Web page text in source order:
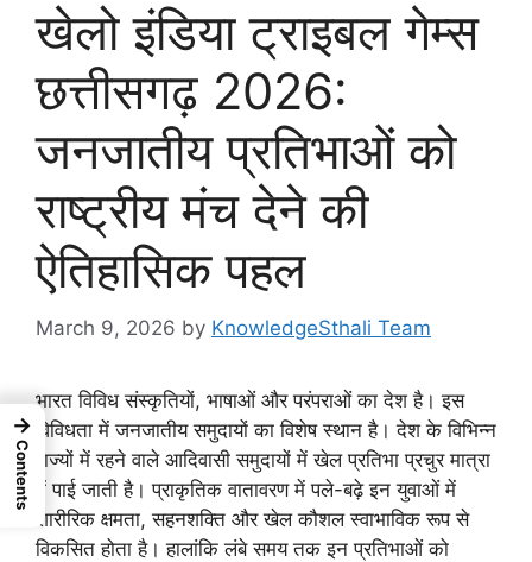
खेलो इंडिया ट्राइबल गेम्स
छत्तीसगढ़ 2026:
जनजातीय प्रतिभाओं को
राष्ट्रीय मंच देने की
ऐतिहासिक पहल
March 9, 2026 by KnowledgeSthali Team
भारत विविध संस्कृतियों, भाषाओं और परंपराओं का देश है। इस
विविधता में जनजातीय समुदायों का विशेष स्थान है। देश के विभिन्न
राज्यों में रहने वाले आदिवासी समुदायों में खेल प्रतिभा प्रचुर मात्रा
में पाई जाती है। प्राकृतिक वातावरण में पले-बढ़े इन युवाओं में
शारीरिक क्षमता, सहनशक्ति और खेल कौशल स्वाभाविक रूप से
विकसित होता है। हालांकि लंबे समय तक इन प्रतिभाओं को
→
Contents